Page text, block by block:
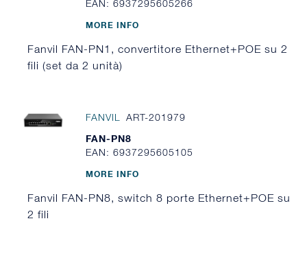
EAN: 6937295605266
MORE INFO
Fanvil FAN-PN1, convertitore Ethernet+POE su 2
fili (set da 2 unità)
FANVIL
ART-201979
FAN-PN8
EAN: 6937295605105
MORE INFO
Fanvil FAN-PN8, switch 8 porte Ethernet+POE su
2 fili